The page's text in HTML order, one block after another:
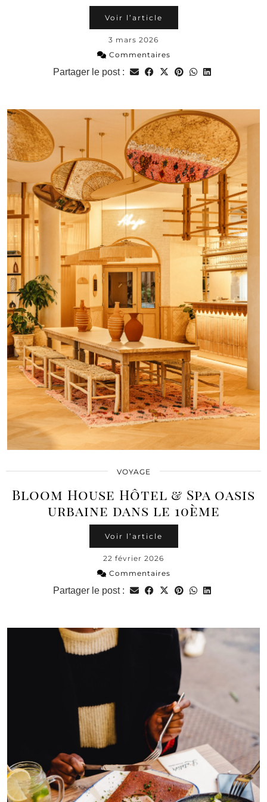
Voir l’article
3 mars 2026
Commentaires
Partager le post :
VOYAGE
Bloom House Hôtel & Spa oasis
urbaine dans le 10ème
Voir l’article
22 février 2026
Commentaires
Partager le post :